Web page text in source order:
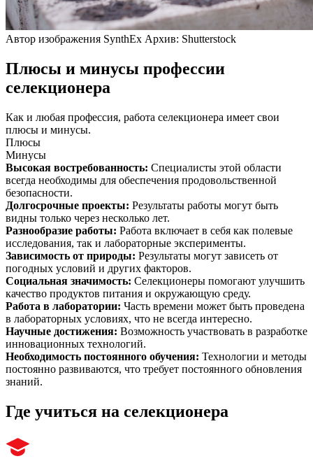
Автор изображения SynthEx Архив: Shutterstock
Плюсы и минусы профессии
селекционера
Как и любая профессия, работа селекционера имеет свои
плюсы и минусы.
Плюсы
Минусы
Высокая востребованность: Специалисты этой области
всегда необходимы для обеспечения продовольственной
безопасности.
Долгосрочные проекты: Результаты работы могут быть
видны только через несколько лет.
Разнообразие работы: Работа включает в себя как полевые
исследования, так и лабораторные эксперименты.
Зависимость от природы: Результаты могут зависеть от
погодных условий и других факторов.
Социальная значимость: Селекционеры помогают улучшить
качество продуктов питания и окружающую среду.
Работа в лаборатории: Часть времени может быть проведена
в лабораторных условиях, что не всегда интересно.
Научные достижения: Возможность участвовать в разработке
инновационных технологий.
Необходимость постоянного обучения: Технологии и методы
постоянно развиваются, что требует постоянного обновления
знаний.
Где учиться на селекционера